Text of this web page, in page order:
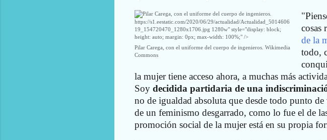
https://s1.eestatic.com/2020/06/29/actualidad/Actualidad_5014606
19_154720470_1280x1706.jpg 1280w" style="display: block;
height: auto; margin: 0px; max-width: 100%;" />
Pilar Carega, con el uniforme del cuerpo de ingenieros. Wikimedia
Commons
cosas
de la
todo,
la mujer tiene acceso ahora, a muchas más
Soy decidida partidaria de una
no de igualdad absoluta que desde todo punto
de un feminismo desgarrado, como lo fue el de
promoción social de la mujer está en su propia